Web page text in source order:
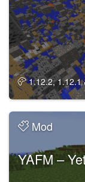
1.12.2, 1.12.1
Mod
YAFM –